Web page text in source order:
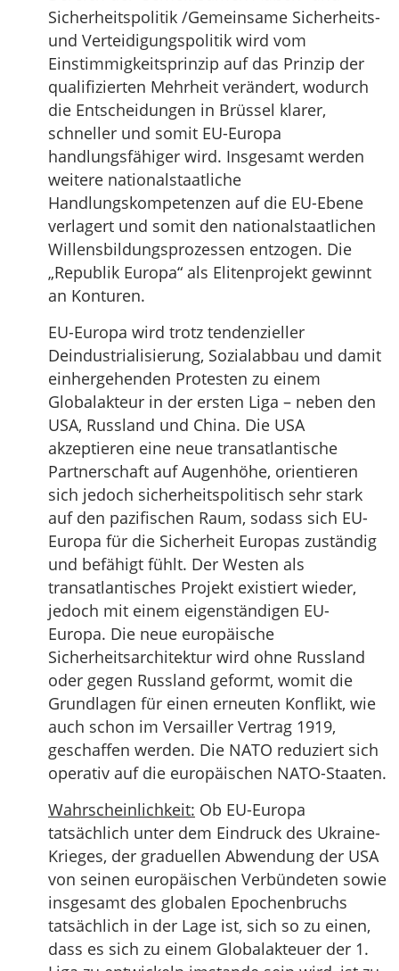
Sicherheitspolitik /Gemeinsame Sicherheits-
und Verteidigungspolitik wird vom
Einstimmigkeitsprinzip auf das Prinzip der
qualifizierten Mehrheit verändert, wodurch
die Entscheidungen in Brüssel klarer,
schneller und somit EU-Europa
handlungsfähiger wird. Insgesamt werden
weitere nationalstaatliche
Handlungskompetenzen auf die EU-Ebene
verlagert und somit den nationalstaatlichen
Willensbildungsprozessen entzogen. Die
„Republik Europa“ als Elitenprojekt gewinnt
an Konturen.
EU-Europa wird trotz tendenzieller
Deindustrialisierung, Sozialabbau und damit
einhergehenden Protesten zu einem
Globalakteur in der ersten Liga – neben den
USA, Russland und China. Die USA
akzeptieren eine neue transatlantische
Partnerschaft auf Augenhöhe, orientieren
sich jedoch sicherheitspolitisch sehr stark
auf den pazifischen Raum, sodass sich EU-
Europa für die Sicherheit Europas zuständig
und befähigt fühlt. Der Westen als
transatlantisches Projekt existiert wieder,
jedoch mit einem eigenständigen EU-
Europa. Die neue europäische
Sicherheitsarchitektur wird ohne Russland
oder gegen Russland geformt, womit die
Grundlagen für einen erneuten Konflikt, wie
auch schon im Versailler Vertrag 1919,
geschaffen werden. Die NATO reduziert sich
operativ auf die europäischen NATO-Staaten.
Wahrscheinlichkeit: Ob EU-Europa
tatsächlich unter dem Eindruck des Ukraine-
Krieges, der graduellen Abwendung der USA
von seinen europäischen Verbündeten sowie
insgesamt des globalen Epochenbruchs
tatsächlich in der Lage ist, sich so zu einen,
dass es sich zu einem Globalakteuer der 1.